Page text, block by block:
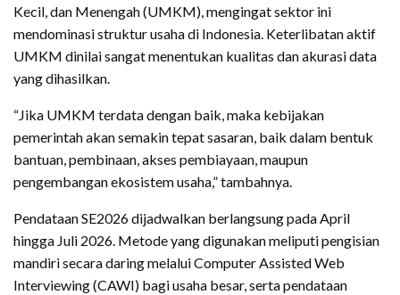
Kecil, dan Menengah (UMKM), mengingat sektor ini
mendominasi struktur usaha di Indonesia. Keterlibatan aktif
UMKM dinilai sangat menentukan kualitas dan akurasi data
yang dihasilkan.
“Jika UMKM terdata dengan baik, maka kebijakan
pemerintah akan semakin tepat sasaran, baik dalam bentuk
bantuan, pembinaan, akses pembiayaan, maupun
pengembangan ekosistem usaha,” tambahnya.
Pendataan SE2026 dijadwalkan berlangsung pada April
hingga Juli 2026. Metode yang digunakan meliputi pengisian
mandiri secara daring melalui Computer Assisted Web
Interviewing (CAWI) bagi usaha besar, serta pendataan